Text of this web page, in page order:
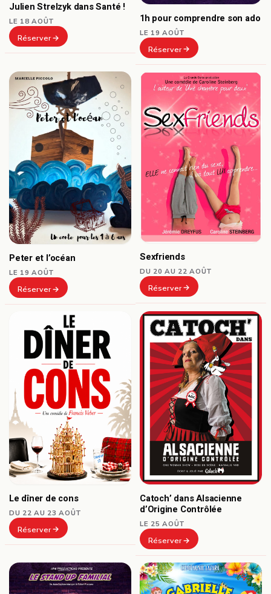
Julien Strelzyk dans Santé !
LE 18 AOÛT
Réserver
1h pour comprendre son ado
LE 19 AOÛT
Réserver
Peter et l’océan
LE 19 AOÛT
Réserver
Sexfriends
DU 20 AU 22 AOÛT
Réserver
Le dîner de cons
DU 22 AU 23 AOÛT
Réserver
Catoch’ dans Alsacienne
d’Origine Contrôlée
LE 25 AOÛT
Réserver